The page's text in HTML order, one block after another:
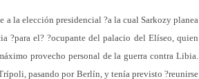
la elección presidencial ?a la cual Sarkozy planea
?para el? ?ocupante del palacio del Elíseo, quien
provecho personal de la guerra contra Libia.
pasando por Berlín, y tenía previsto ?reunirse